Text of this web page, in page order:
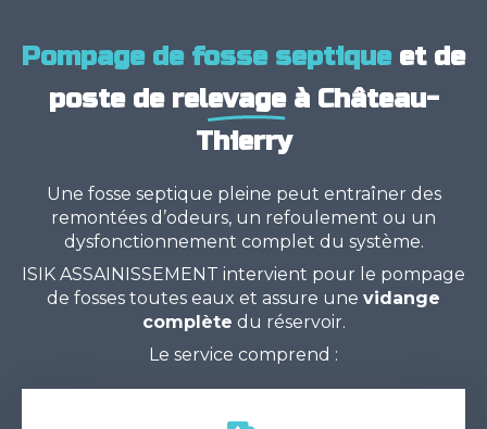
Pompage de fosse septique et de
poste de relevageà Château-
Thierry
Une fosse septique pleine peut entraîner des
remontées d’odeurs, un refoulement ou un
dysfonctionnement complet du système.
ISIK ASSAINISSEMENT intervient pour le pompage
de fosses toutes eaux et assure une vidange
complète du réservoir.
Le service comprend :